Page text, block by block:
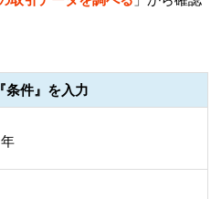
条件』を入力
年